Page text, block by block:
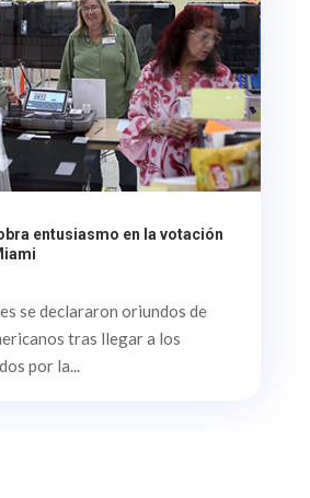
entusiasmo en la votación
se declararon oriundos de
tras llegar a los
por la...